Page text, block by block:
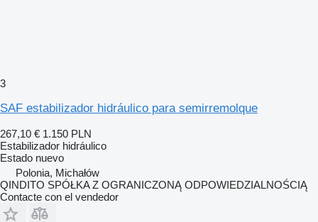
3
SAF estabilizador hidráulico para semirremolque
267,10 € 1.150 PLN
Estabilizador hidráulico
Estado nuevo
Polonia, Michałów
QINDITO SPÓŁKA Z OGRANICZONĄ ODPOWIEDZIALNOŚCIĄ
Contacte con el vendedor